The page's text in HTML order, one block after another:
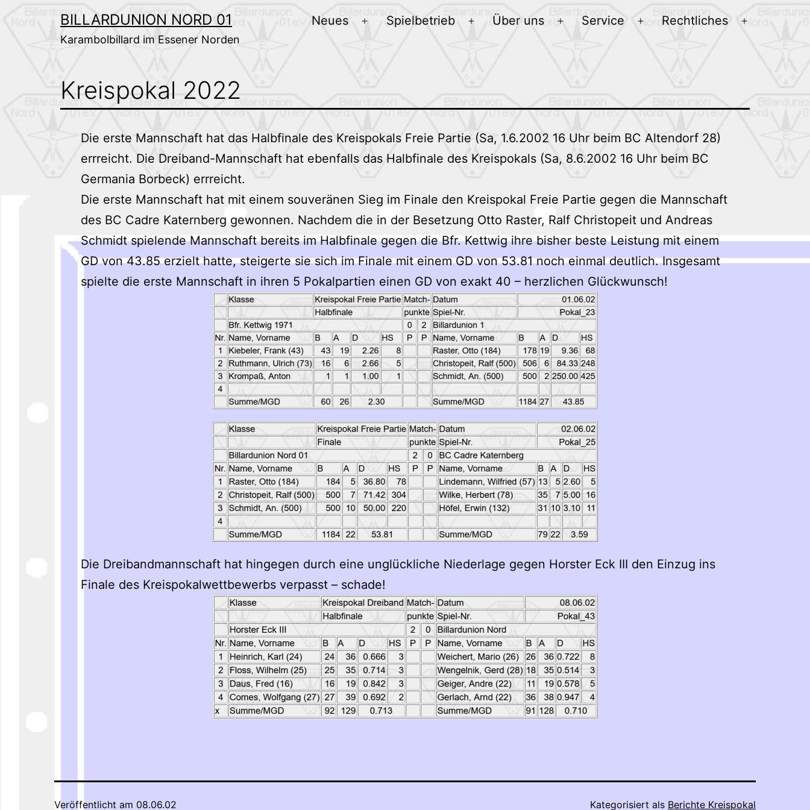
BILLARDUNION NORD 01
Karambolbillard im Essener Norden
Neues
Menü
Spielbetrieb
Menü
Über uns
Menü
Service
Menü
Rechtliches
Kreispokal 2022
Die erste Mannschaft hat das Halbfinale des Kreispokals Freie Partie (Sa, 1.6.2002 16 Uhr beim BC Altendorf 28)
errreicht. Die Dreiband-Mannschaft hat ebenfalls das Halbfinale des Kreispokals (Sa, 8.6.2002 16 Uhr beim BC
Germania Borbeck) errreicht.
Die erste Mannschaft hat mit einem souveränen Sieg im Finale den Kreispokal Freie Partie gegen die Mannschaft
des BC Cadre Katernberg gewonnen. Nachdem die in der Besetzung Otto Raster, Ralf Christopeit und Andreas
Schmidt spielende Mannschaft bereits im Halbfinale gegen die Bfr. Kettwig ihre bisher beste Leistung mit einem
GD von 43.85 erzielt hatte, steigerte sie sich im Finale mit einem GD von 53.81 noch einmal deutlich. Insgesamt
spielte die erste Mannschaft in ihren 5 Pokalpartien einen GD von exakt 40 – herzlichen Glückwunsch!
Die Dreibandmannschaft hat hingegen durch eine unglückliche Niederlage gegen Horster Eck III den Einzug ins
Finale des Kreispokalwettbewerbs verpasst – schade!
Veröffentlicht am 08.06.02 Kategorisiert als Berichte Kreispokal